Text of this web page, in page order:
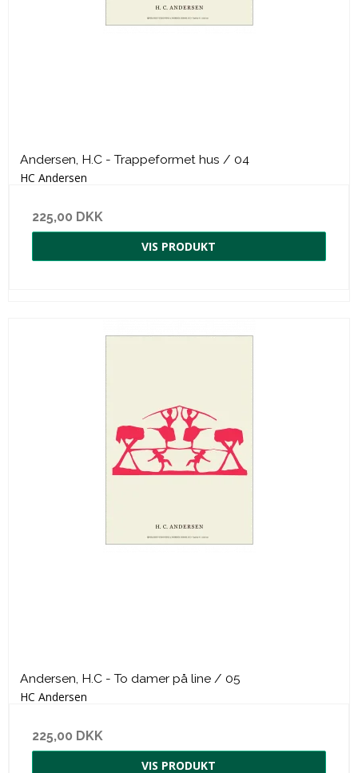
Andersen, H.C - Trappeformet hus / 04
HC Andersen
225,00 DKK
VIS PRODUKT
Andersen, H.C - To damer på line / 05
HC Andersen
225,00 DKK
VIS PRODUKT